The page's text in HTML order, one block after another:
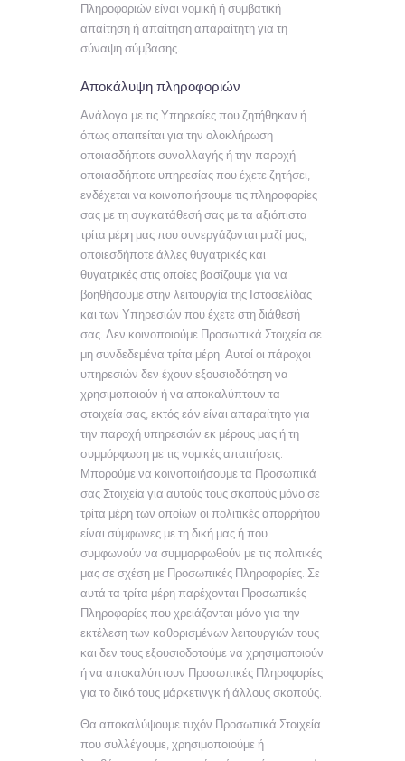
Πληροφοριών είναι νομική ή συμβατική
απαίτηση ή απαίτηση απαραίτητη για τη
σύναψη σύμβασης.
Αποκάλυψη πληροφοριών
Ανάλογα με τις Υπηρεσίες που ζητήθηκαν ή
όπως απαιτείται για την ολοκλήρωση
οποιασδήποτε συναλλαγής ή την παροχή
οποιασδήποτε υπηρεσίας που έχετε ζητήσει,
ενδέχεται να κοινοποιήσουμε τις πληροφορίες
σας με τη συγκατάθεσή σας με τα αξιόπιστα
τρίτα μέρη μας που συνεργάζονται μαζί μας,
οποιεσδήποτε άλλες θυγατρικές και
θυγατρικές στις οποίες βασίζουμε για να
βοηθήσουμε στην λειτουργία της Ιστοσελίδας
και των Υπηρεσιών που έχετε στη διάθεσή
σας. Δεν κοινοποιούμε Προσωπικά Στοιχεία σε
μη συνδεδεμένα τρίτα μέρη. Αυτοί οι πάροχοι
υπηρεσιών δεν έχουν εξουσιοδότηση να
χρησιμοποιούν ή να αποκαλύπτουν τα
στοιχεία σας, εκτός εάν είναι απαραίτητο για
την παροχή υπηρεσιών εκ μέρους μας ή τη
συμμόρφωση με τις νομικές απαιτήσεις.
Μπορούμε να κοινοποιήσουμε τα Προσωπικά
σας Στοιχεία για αυτούς τους σκοπούς μόνο σε
τρίτα μέρη των οποίων οι πολιτικές απορρήτου
είναι σύμφωνες με τη δική μας ή που
συμφωνούν να συμμορφωθούν με τις πολιτικές
μας σε σχέση με Προσωπικές Πληροφορίες. Σε
αυτά τα τρίτα μέρη παρέχονται Προσωπικές
Πληροφορίες που χρειάζονται μόνο για την
εκτέλεση των καθορισμένων λειτουργιών τους
και δεν τους εξουσιοδοτούμε να χρησιμοποιούν
ή να αποκαλύπτουν Προσωπικές Πληροφορίες
για το δικό τους μάρκετινγκ ή άλλους σκοπούς.
Θα αποκαλύψουμε τυχόν Προσωπικά Στοιχεία
που συλλέγουμε, χρησιμοποιούμε ή